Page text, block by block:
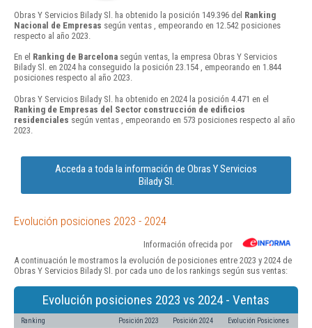
Obras Y Servicios Bilady Sl. ha obtenido la posición 149.396 del Ranking
Nacional de Empresas según ventas , empeorando en 12.542 posiciones
respecto al año 2023.
En el Ranking de Barcelona según ventas, la empresa Obras Y Servicios
Bilady Sl. en 2024 ha conseguido la posición 23.154 , empeorando en 1.844
posiciones respecto al año 2023.
Obras Y Servicios Bilady Sl. ha obtenido en 2024 la posición 4.471 en el
Ranking de Empresas del Sector construcción de edificios
residenciales según ventas , empeorando en 573 posiciones respecto al año
2023.
Acceda a toda la información de Obras Y Servicios
Bilady Sl.
Evolución posiciones 2023 - 2024
Información ofrecida por
A continuación le mostramos la evolución de posiciones entre 2023 y 2024 de
Obras Y Servicios Bilady Sl. por cada uno de los rankings según sus ventas:
Evolución posiciones 2023 vs 2024 - Ventas
Ranking Posición 2023 Posición 2024 Evolución Posiciones